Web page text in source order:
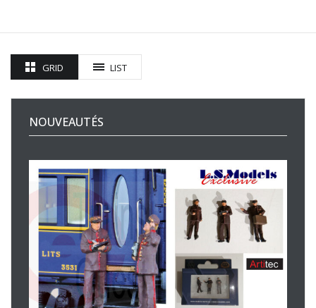
GRID LIST
NOUVEAUTÉS